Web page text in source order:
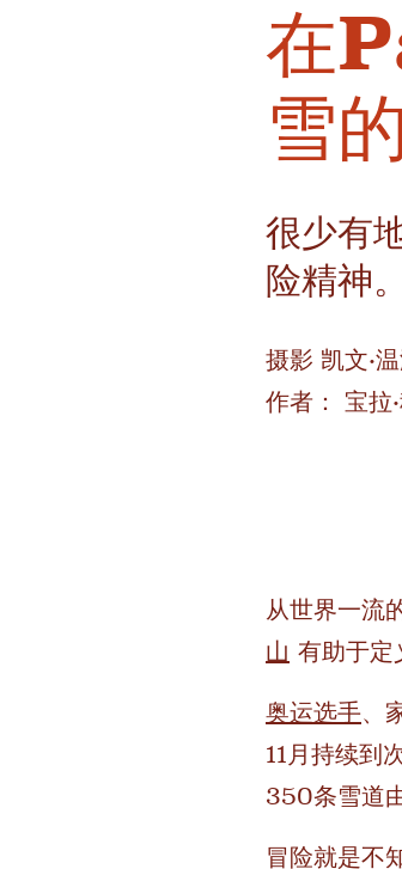
在
雪
很少有
险精神。
摄影 凯文·
作者： 宝拉
从世界一流
山 有助于定
奥运选手、
11月持续到
350条雪道
冒险就是不